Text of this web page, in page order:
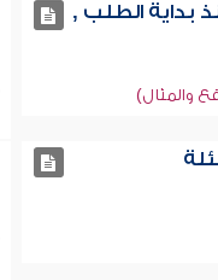
بداية الطلب ,
والمثال)